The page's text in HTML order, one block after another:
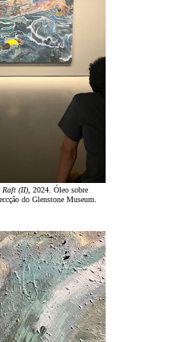
Raft (II) , 2024. Óleo sobre
do Glenstone Museum.